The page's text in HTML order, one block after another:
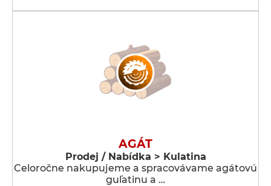
AGÁT
Prodej / Nabídka > Kulatina
Celoročne nakupujeme a spracovávame agátovú
guľatinu a …